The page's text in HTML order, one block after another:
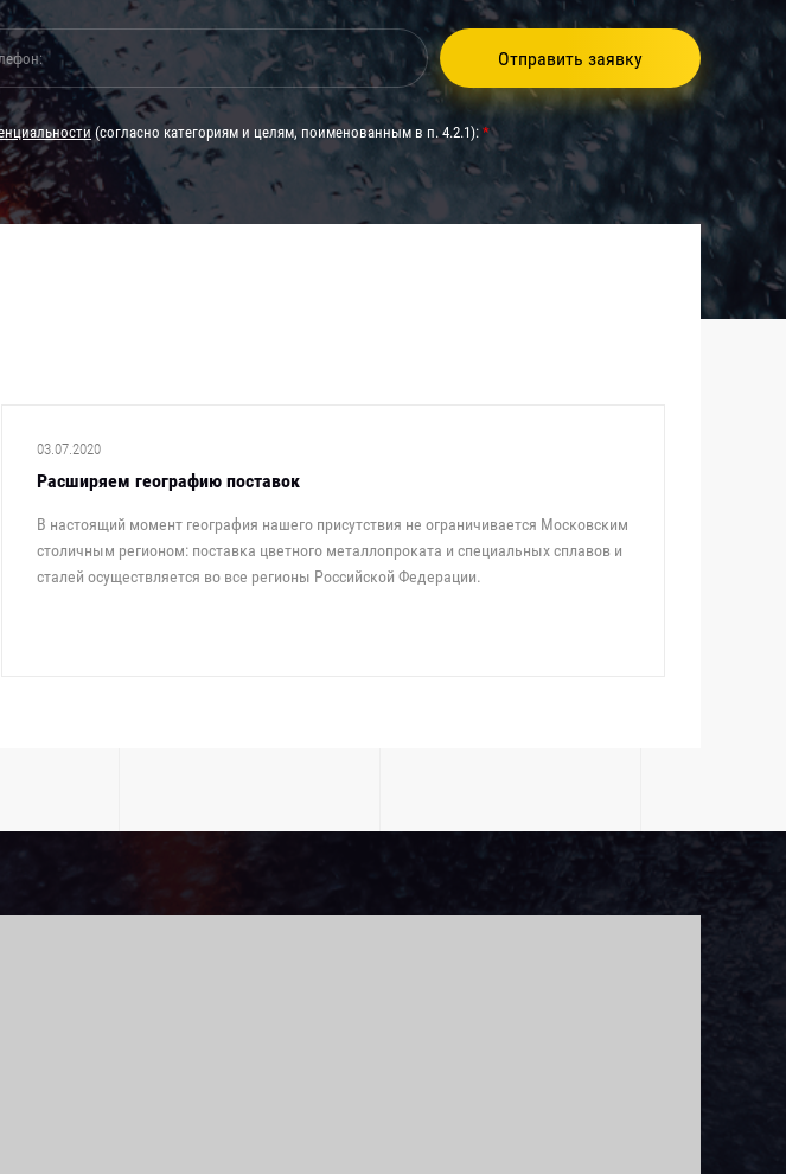
Отправить заявку
(согласно категориям и целям, поименованным в п. 4.2.1): *
03.07.2020
Расширяем географию поставок
В настоящий момент география нашего присутствия не ограничивается Московским
столичным регионом: поставка цветного металлопроката и специальных сплавов и
сталей осуществляется во все регионы Российской Федерации.